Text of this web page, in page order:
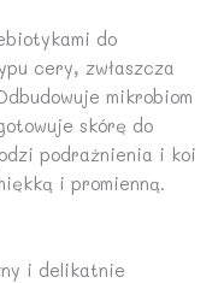
do
cery, zwłaszcza
mikrobiom
skórę do
podrażnienia i koi
i promienną.
i delikatnie